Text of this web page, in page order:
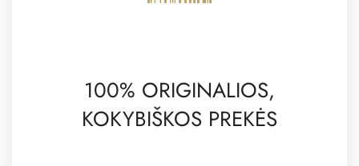
100% ORIGINALIOS,
KOKYBIŠKOS PREKĖS